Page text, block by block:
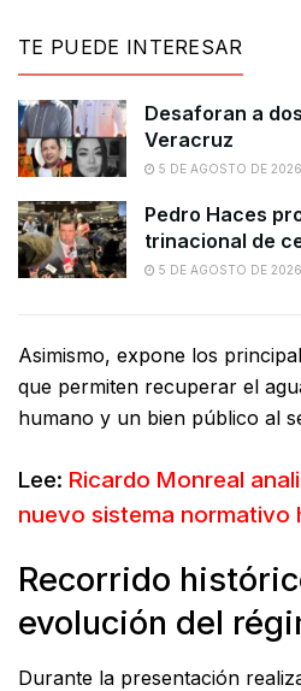
TE PUEDE INTERESAR
Desaforan a
Veracruz
5 DE AGOSTO DE 2026
Pedro Haces
trinacional de
5 DE AGOSTO DE 2026
Asimismo, expone los
que permiten recuperar el
humano y un bien público al
Lee: Ricardo Monreal
nuevo sistema normativo
Recorrido
evolución del
Durante la presentación